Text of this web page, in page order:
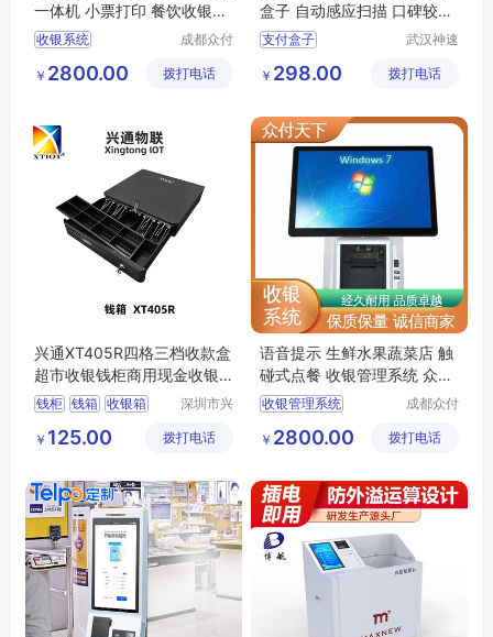
一体机 小票打印 餐饮收银系
统
收银系统
零售收银系统
成都众付
有限公司
￥ 2800.00 拨打电话
盒子 自动感应扫描 口碑较好
神速
支付盒子
移动wifi支付盒子
支付盒子厂家
武汉神速
公司
￥ 298.00 拨打电话
兴通XT405R四格三档收款盒
超市收银钱柜商用现金收银
箱收银机钱箱
钱柜 钱箱 收银箱
深圳市兴
技有限公
￥ 125.00 拨打电话
语音提示 生鲜水果蔬菜店 触
碰式点餐 收银管理系统 众付
天下
收银管理系统
电脑收银系统
银豹收银系统
成都众付
有限公司
￥ 2800.00 拨打电话